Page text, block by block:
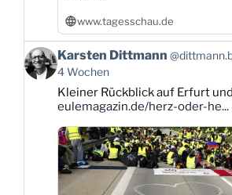
www.tagesschau.de
Beitrag
von
Karsten
Dittmann
Bluesky
ansehen
Karsten Dittmann
4 Wochen
Kleiner Rückblick auf Erfurt
eulemagazin.de/herz-oder-he...